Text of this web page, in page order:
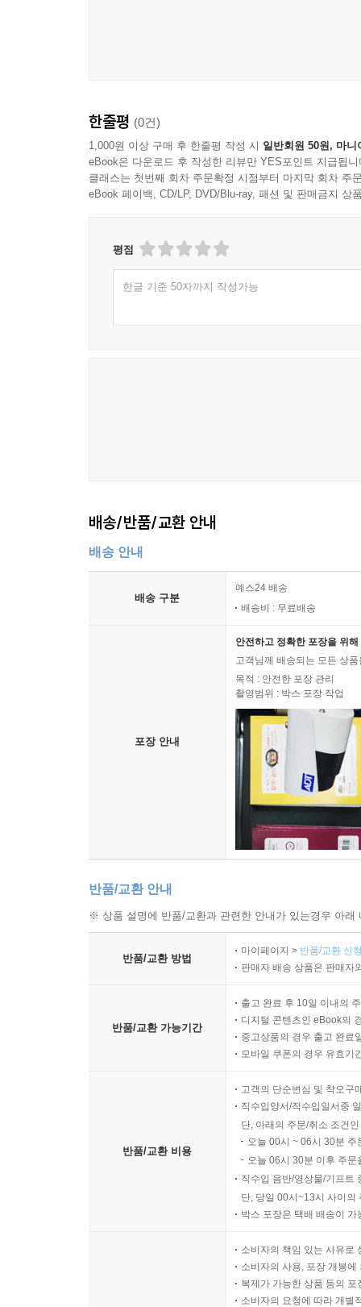
한줄평 (0건)
1,000원 이상 구매 후 한줄평 작성 시 일반회원 50원, 마니
eBook은 다운로드 후 작성한 리뷰만 YES포인트 지급됩니
클래스는 첫번째 회차 주문확정 시점부터 마지막 회차 주
eBook 페이백, CD/LP, DVD/Blu-ray, 패션 및 판매금지 상
평점
한글 기준 50자까지 작성가능
배송/반품/교환 안내
배송 안내
배송 구분
예스24 배송
배송비 : 무료배송
포장 안내
안전하고 정확한 포장을 위
고객님께 배송되는 모든 상
목적 : 안전한 포장 관리
촬영범위 : 박스 포장 작업
반품/교환 안내
※ 상품 설명에 반품/교환과 관련한 안내가 있는경우 아
반품/교환 방법
마이페이지 > 반품/교환 신
판매자 배송 상품은 판매자
반품/교환 가능기간
출고 완료 후 10일 이내의
디지털 콘텐츠인 eBook의
중고상품의 경우 출고 완료
모바일 쿠폰의 경우 유효기
반품/교환 비용
고객의 단순변심 및 착오구
직수입양서/직수입일서중
단, 아래의 주문/취소 조건
오늘 00시 ~ 06시 30분
오늘 06시 30분 이후 주
직수입 음반/영상물/기프트
단, 당일 00시~13시 사이의
박스 포장은 택배 배송이
소비자의 책임 있는 사유로
소비자의 사용, 포장 개봉
복제가 가능한 상품 등의
소비자의 요청에 따라 개별